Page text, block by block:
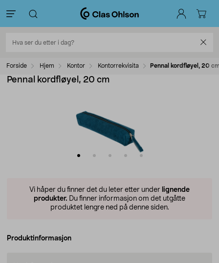
Forside Hjem Kontor Kontorrekvisita Pennal kordfløyel, 20
Pennal kordfløyel, 20 cm
Vi håper du finner det du leter etter under lignende
produkter. Du finner informasjon om det utgåtte
produktet lengre ned på denne siden.
Produktinformasjon